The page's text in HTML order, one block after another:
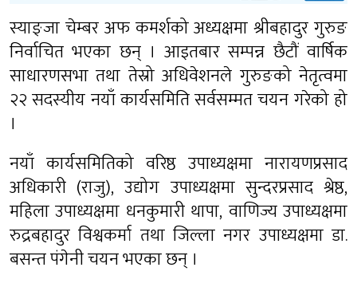
स्याङ्जा चेम्बर अफ कमर्शको अध्यक्षमा श्रीबहादुर गुरुङ
निर्वाचित भएका छन् । आइतबार सम्पन्न छैटौं वार्षिक
साधारणसभा तथा तेस्रो अधिवेशनले गुरुङको नेतृत्वमा
२२ सदस्यीय नयाँ कार्यसमिति सर्वसम्मत चयन गरेको हो
।
नयाँ कार्यसमितिको वरिष्ठ उपाध्यक्षमा नारायणप्रसाद
अधिकारी (राजु), उद्योग उपाध्यक्षमा सुन्दरप्रसाद श्रेष्ठ,
महिला उपाध्यक्षमा धनकुमारी थापा, वाणिज्य उपाध्यक्षमा
रुद्रबहादुर विश्वकर्मा तथा जिल्ला नगर उपाध्यक्षमा डा.
बसन्त पंगेनी चयन भएका छन् ।